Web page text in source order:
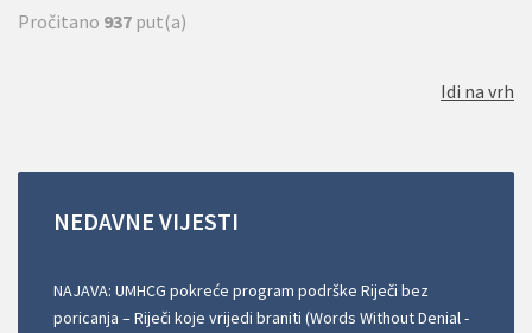
Pročitano 937 put(a)
Idi na vrh
NEDAVNE VIJESTI
NAJAVA: UMHCG pokreće program podrške Riječi bez
poricanja – Riječi koje vrijedi braniti (Words Without Denial -